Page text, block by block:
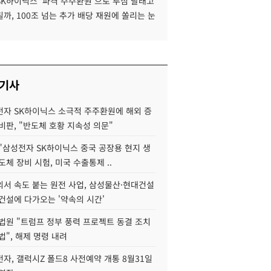
까, 100조 넘는 추가 배당 재원에 쏠리는 눈
사
자 SK하이닉스 소극적 주주환원에 해외 증
판, "반도체 호황 지속성 의문"
성전자 SK하이닉스 중국 공장용 현지 생
체 장비 시험, 미국 수출통제 ..
서 속도 붙는 원전 사업, 삼성물산·현대건설
설에 다가오는 '약속의 시간'
원 "트럼프 정부 풍력 프로젝트 동결 조치
", 해제 명령 내려
자, 갤럭시Z 폴드8 사전예약 개통 8월31일